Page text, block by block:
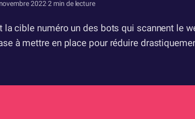
2022·2 min de lecture
la cible numéro un des bots qui scannent le
à mettre en place pour réduire